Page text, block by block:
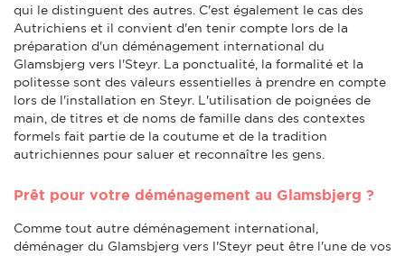
qui le distinguent des autres. C'est également le cas des
Autrichiens et il convient d'en tenir compte lors de la
préparation d'un déménagement international du
Glamsbjerg vers l'Steyr. La ponctualité, la formalité et la
politesse sont des valeurs essentielles à prendre en compte
lors de l'installation en Steyr. L'utilisation de poignées de
main, de titres et de noms de famille dans des contextes
formels fait partie de la coutume et de la tradition
autrichiennes pour saluer et reconnaître les gens.
Prêt pour votre déménagement au Glamsbjerg ?
Comme tout autre déménagement international,
déménager du Glamsbjerg vers l'Steyr peut être l'une de vos